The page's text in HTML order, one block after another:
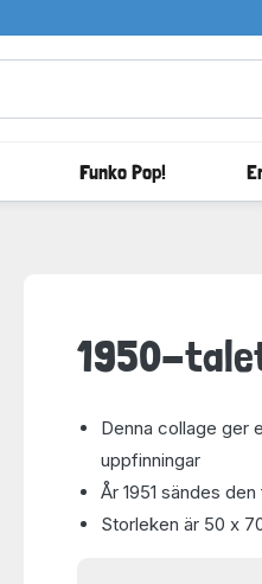
Funko Pop!
1950-
Denna collage ger
uppfinningar
År 1951 sändes
Storleken är 50 x